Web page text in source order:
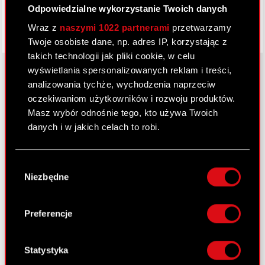
Odpowiedzialne wykorzystanie Twoich danych
Wraz z naszymi 1022 partnerami przetwarzamy
Twoje osobiste dane, np. adres IP, korzystając z
takich technologii jak pliki cookie, w celu
wyświetlania spersonalizowanych reklam i treści,
analizowania tychże, wychodzenia naprzeciw
oczekiwaniom użytkowników i rozwoju produktów.
Masz wybór odnośnie tego, kto używa Twoich
danych i w jakich celach to robi.
Gromadzić dane dotyczące Twojej
lokalizacji geograficznej z dokładnością nawet
Identyfikować Twoje urządzenie, aktywnie
analizując charakteryzującego je zbiory
palca)
zgody
Niezbędne
Preferencje
Statystyka
O CD PROJEKT
Grupa Kapitałowa
Nasz biznes
Inwestorzy
Media